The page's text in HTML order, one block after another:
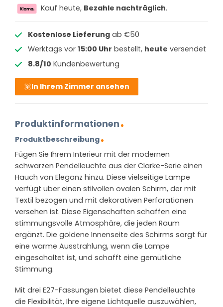
Kauf heute, Bezahle nachträglich.
Kostenlose Lieferungab €50
Werktags vor 15:00 Uhr bestellt, heute versendet
8.8/10 Kundenbewertung
In Ihrem Zimmer ansehen
Produktinformationen
Produktbeschreibung
Fügen Sie Ihrem Interieur mit der modernen
schwarzen Pendelleuchte aus der Clarke-Serie einen
Hauch von Eleganz hinzu. Diese vielseitige Lampe
verfügt über einen stilvollen ovalen Schirm, der mit
Textil bezogen und mit dekorativen Perforationen
versehen ist. Diese Eigenschaften schaffen eine
stimmungsvolle Atmosphäre, die jeden Raum
ergänzt. Die goldene Innenseite des Schirms sorgt für
eine warme Ausstrahlung, wenn die Lampe
eingeschaltet ist, und schafft eine gemütliche
Stimmung.
Mit drei E27-Fassungen bietet diese Pendelleuchte
die Flexibilität, Ihre eigene Lichtquelle auszuwählen,